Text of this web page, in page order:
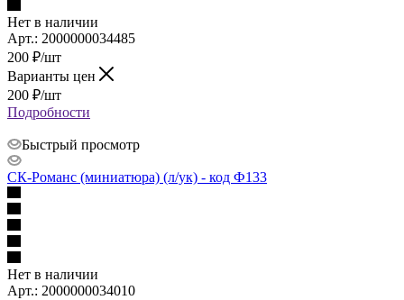
Нет в наличии
Арт.: 2000000034485
200 ₽/шт
Варианты цен
200 ₽/шт
Подробности
Быстрый просмотр
СК-Романс (миниатюра) (л/ук) - код Ф133
Нет в наличии
Арт.: 2000000034010